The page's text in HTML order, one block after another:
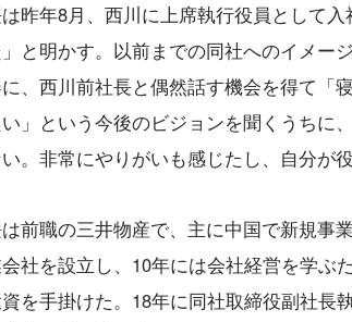
昨年8月、西川に上席執行役員として
と明かす。以前までの同社へのイメー
、西川前社長と偶然話す機会を得て「
」という今後のビジョンを聞くうちに
。非常にやりがいも感じたし、自分が
前職の三井物産で、主に中国で新規事
社を設立し、10年には会社経営を学ぶ
を手掛けた。18年に同社取締役副社長